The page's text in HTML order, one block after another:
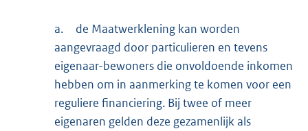
a.
de Maatwerklening kan worden
aangevraagd door particulieren en tevens
eigenaar-bewoners die onvoldoende inkomen
hebben om in aanmerking te komen voor een
reguliere financiering. Bij twee of meer
eigenaren gelden deze gezamenlijk als